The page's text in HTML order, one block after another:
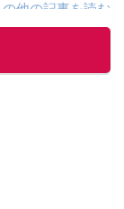
他の記事を読む